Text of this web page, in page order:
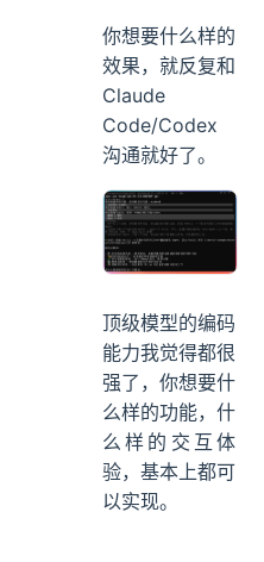
你想要什么样的
效果，就反复和
Claude
Code/Codex
沟通就好了。
顶级模型的编码
能力我觉得都很
强了，你想要什
么样的功能，什
么样的交互体
验，基本上都可
以实现。